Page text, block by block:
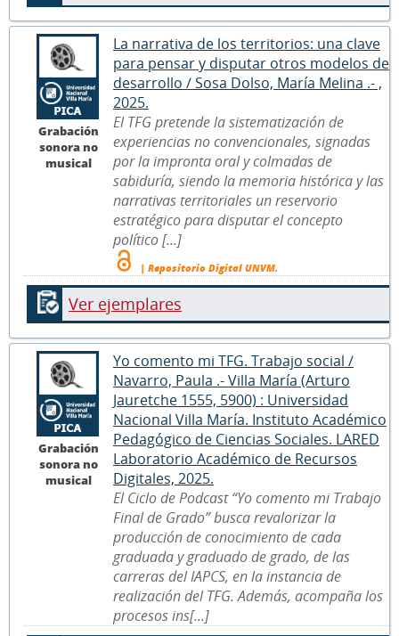
Grabación
sonora no
musical
La narrativa de los territorios: una clave
para pensar y disputar otros modelos de
desarrollo / Sosa Dolso, María Melina .- ,
2025.
El TFG pretende la sistematización de
experiencias no convencionales, signadas
por la impronta oral y colmadas de
sabiduría, siendo la memoria histórica y las
narrativas territoriales un reservorio
estratégico para disputar el concepto
político [...]
| Repositorio Digital UNVM.
Ver ejemplares
Grabación
sonora no
musical
Yo comento mi TFG. Trabajo social /
Navarro, Paula .- Villa María (Arturo
Jauretche 1555, 5900) : Universidad
Nacional Villa María. Instituto Académico
Pedagógico de Ciencias Sociales. LARED
Laboratorio Académico de Recursos
Digitales, 2025.
El Ciclo de Podcast “Yo comento mi Trabajo
Final de Grado” busca revalorizar la
producción de conocimiento de cada
graduada y graduado de grado, de las
carreras del IAPCS, en la instancia de
realización del TFG. Además, acompaña los
procesos ins[...]